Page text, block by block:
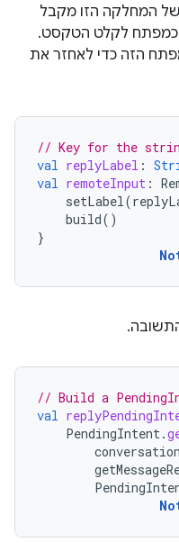
המחלקה הזו מקבל
לקלט הטקסט.
הזה כדי לאחזר את
// Key for the
val replyLabel :
val remoteInput :
setLabel (
build()
}
// Build a
val
PendingIntent .